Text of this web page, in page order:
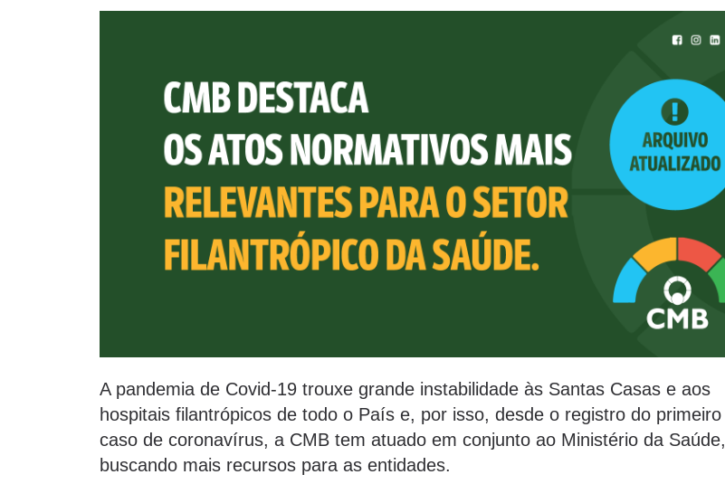
A pandemia de Covid-19 trouxe grande instabilidade às Santas Casas e aos
hospitais filantrópicos de todo o País e, por isso, desde o registro do primeiro
caso de coronavírus, a CMB tem atuado em conjunto ao Ministério da Saúde,
buscando mais recursos para as entidades.